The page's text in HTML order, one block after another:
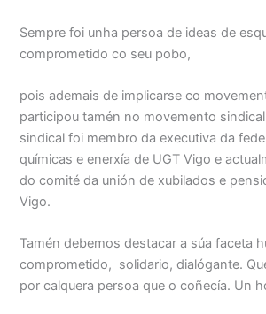
Sempre foi unha persoa de ideas de
comprometido co seu pobo,
pois ademais de implicarse co
participou tamén no movemento
sindical foi membro da executiva da
químicas e enerxía de UGT Vigo e
do comité da unión de xubilados e
Vigo.
Tamén debemos destacar a súa faceta
comprometido, solidario, dialógante.
por calquera persoa que o coñecía. Un